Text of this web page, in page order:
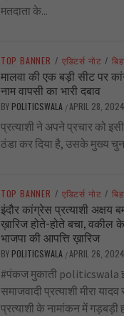
मतदाता के...
TOP BANNER / एडिटर्स नोट /
मालवा की एक बड़ी सीट पर
नाम वापसी का भारी दबाव
BY POLITICSWALA /APRIL 28, 2024
प्रत्याशी ने अपने प्रचार को
ठंडा कर दिया है, उसके मुख्य
TOP BANNER / एडिटर्स नोट /
इंदौर कांग्रेस प्रत्याशी अक्षय
ख़ारिज होते-होते बचा, वकील
भाजपा की आपत्ति ख़ारिज
BY POLITICSWALA /APRIL 26, 2024
#पंकज मुकाती politicswala
समाजवादी प्रत्याशी मीरा
प्रत्याशी के नामांकन में गड़बड़ी